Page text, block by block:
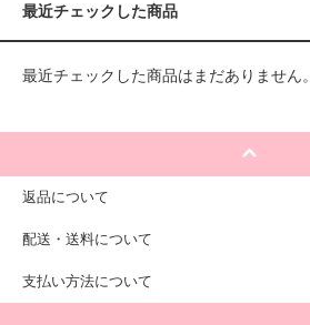
最近チェックした商品
最近チェックした商品はまだありません。
返品について
配送・送料について
支払い方法について